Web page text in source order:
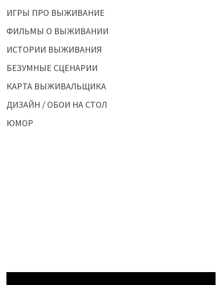
ИГРЫ ПРО ВЫЖИВАНИЕ
ФИЛЬМЫ О ВЫЖИВАНИИ
ИСТОРИИ ВЫЖИВАНИЯ
БЕЗУМНЫЕ СЦЕНАРИИ
КАРТА ВЫЖИВАЛЬЩИКА
ДИЗАЙН / ОБОИ НА СТОЛ
ЮМОР